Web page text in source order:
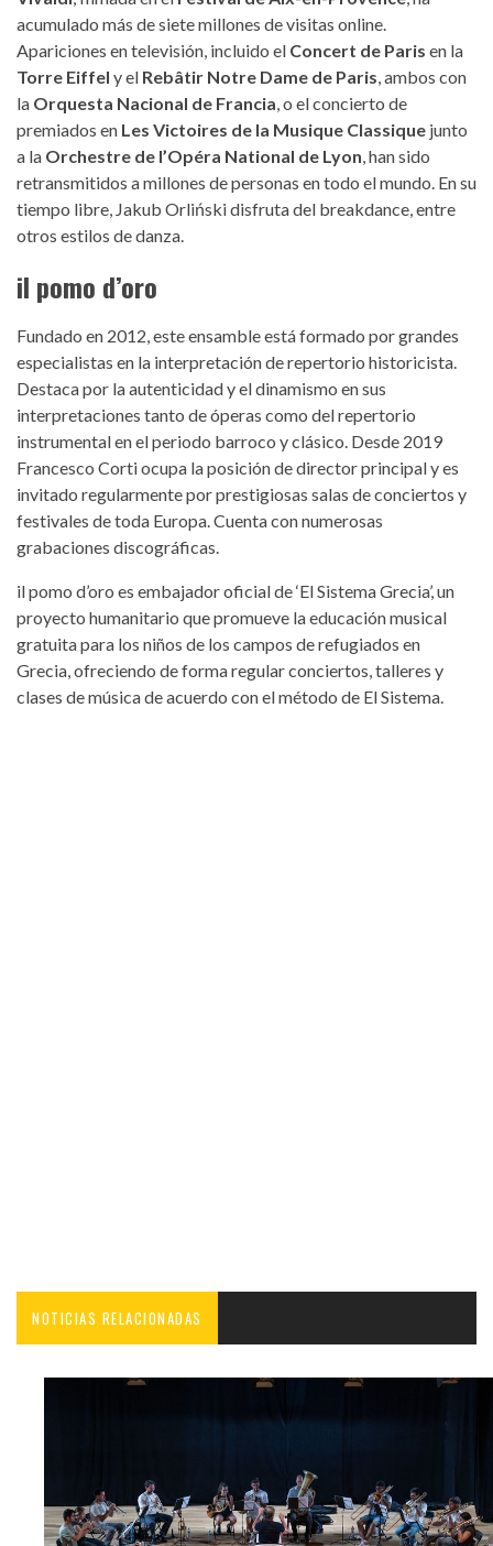
acumulado más de siete millones de visitas online.
Apariciones en televisión, incluido el Concert de Paris en la
Torre Eiffel y el Rebâtir Notre Dame de Paris, ambos con
la Orquesta Nacional de Francia, o el concierto de
premiados en Les Victoires de la Musique Classique junto
a la Orchestre de l’Opéra National de Lyon, han sido
retransmitidos a millones de personas en todo el mundo. En su
tiempo libre, Jakub Orliński disfruta del breakdance, entre
otros estilos de danza.
il pomo d’oro
Fundado en 2012, este ensamble está formado por grandes
especialistas en la interpretación de repertorio historicista.
Destaca por la autenticidad y el dinamismo en sus
interpretaciones tanto de óperas como del repertorio
instrumental en el periodo barroco y clásico. Desde 2019
Francesco Corti ocupa la posición de director principal y es
invitado regularmente por prestigiosas salas de conciertos y
festivales de toda Europa. Cuenta con numerosas
grabaciones discográficas.
il pomo d’oro es embajador oficial de ‘El Sistema Grecia’, un
proyecto humanitario que promueve la educación musical
gratuita para los niños de los campos de refugiados en
Grecia, ofreciendo de forma regular conciertos, talleres y
clases de música de acuerdo con el método de El Sistema.
NOTICIAS RELACIONADAS